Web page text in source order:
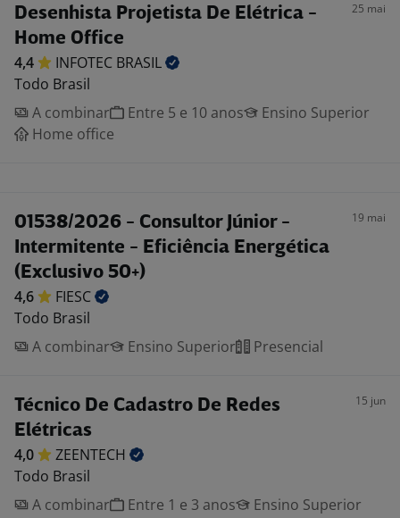
Desenhista Projetista De Elétrica -
Home Office
25 mai
4,4 INFOTEC BRASIL
Todo Brasil
A combinar
Entre 5 e 10 anos
Ensino Superior
Home office
01538/2026 - Consultor Júnior -
Intermitente - Eficiência Energética
(Exclusivo 50+)
19 mai
4,6
FIESC
Todo Brasil
A combinar
Ensino Superior Presencial
Técnico De Cadastro De Redes
Elétricas
15 jun
4,0
ZEENTECH
Todo Brasil
A combinar
Entre 1 e 3 anos
Ensino Superior